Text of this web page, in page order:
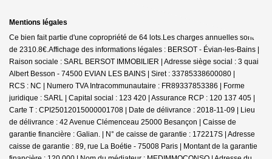
Mentions légales
Ce bien fait partie d'une copropriété de 64 lots.Les charges annuelles sont
de 2310.8€.Affichage des informations légales : BERSOT - Évian-les-Bains |
Raison sociale : SARL BERSOT IMMOBILIER | Adresse siège social : 3 quai
Albert Besson - 74500 EVIAN LES BAINS | Siret : 33785338600080 |
RCS : NC | Numero TVA Intracommunautaire : FR89337853386 | Forme
juridique : SARL | Capital social : 123 420 | Assurance RCP : 120 137 405 |
Carte T : CPI25012015000001708 | Date de délivrance : 2018-11-09 | Lieu
de délivrance : 42 Avenue Clémenceau 25000 Besançon | Caisse de
garantie financière : Galian. | N° de caisse de garantie : 172217S | Adresse
caisse de garantie : 89, rue La Boétie - 75008 Paris | Montant de la garantie